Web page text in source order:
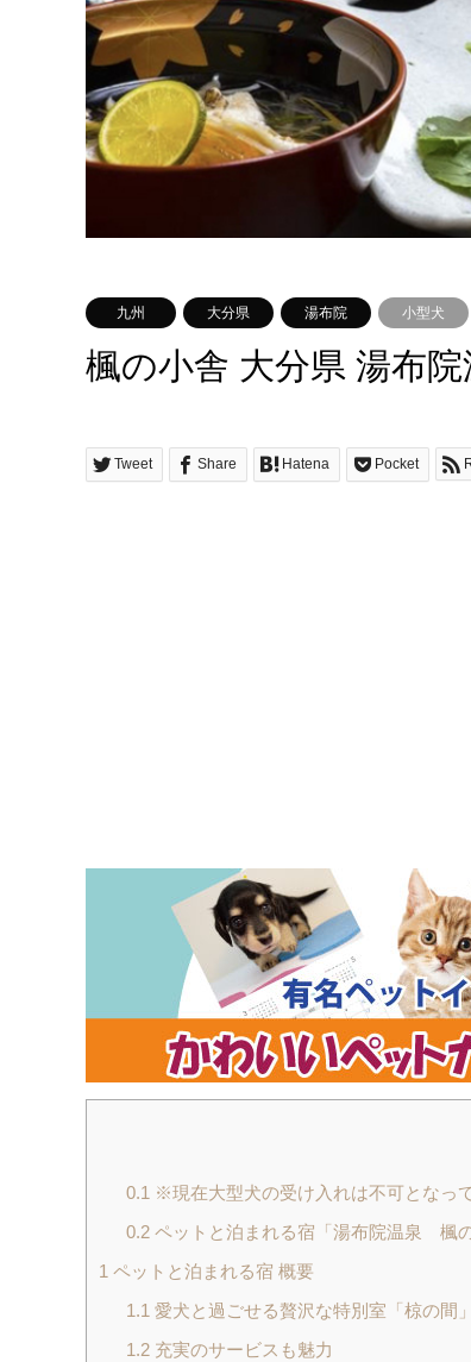
九州 大分県 湯布院 小型犬
楓の小舎 大分県 湯布
Tweet Share Hatena Pocket
0.1 ※現在大型犬の受け入れは不可となっ
0.2ペットと泊まれる宿「湯布院温泉 楓の
1 ペットと泊まれる宿 概要
1.1 愛犬と過ごせる贅沢な特別室「椋の間」
1.2充実のサービスも魅力